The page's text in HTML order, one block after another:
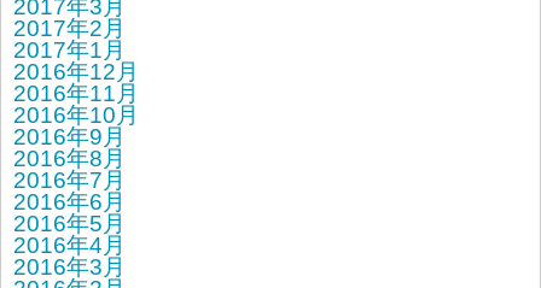
2017年3月
2017年2月
2017年1月
2016年12月
2016年11月
2016年10月
2016年9月
2016年8月
2016年7月
2016年6月
2016年5月
2016年4月
2016年3月